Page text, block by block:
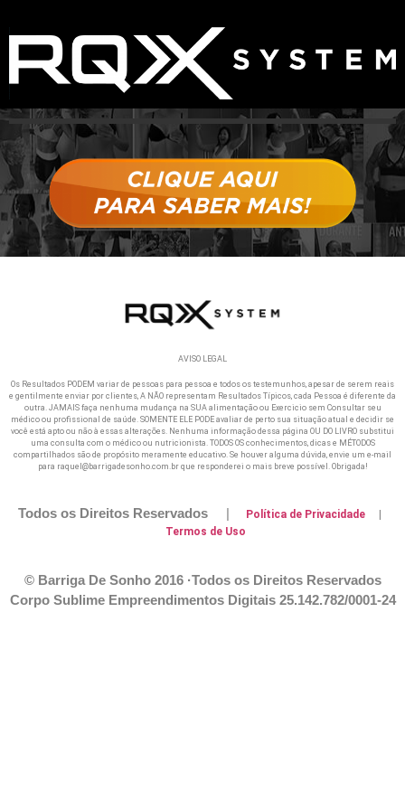
AVISO LEGAL
Os Resultados PODEM variar de pessoas para pessoa e todos os testemunhos, apesar de serem reais
e gentilmente enviar por clientes, A NÃO representam Resultados Típicos, cada Pessoa é diferente da
outra. JAMAIS faça nenhuma mudança na SUA alimentação ou Exercicio sem Consultar seu
médico ou profissional de saúde. SOMENTE ELE PODE avaliar de perto sua situação atual e decidir se
você está apto ou não à essas alterações. Nenhuma informação dessa página OU DO LIVRO substitui
uma consulta com o médico ou nutricionista. TODOS OS conhecimentos, dicas e MÉTODOS
compartilhados são de propósito meramente educativo. Se houver alguma dúvida, envie um e-mail
para raquel@barrigadesonho.com.br que responderei o mais breve possível. Obrigada!
Todos os Direitos Reservados | Política de Privacidade
|
Termos de Uso
© Barriga De Sonho 2016 ·Todos os Direitos Reservados
Corpo Sublime Empreendimentos Digitais 25.142.782/0001-24